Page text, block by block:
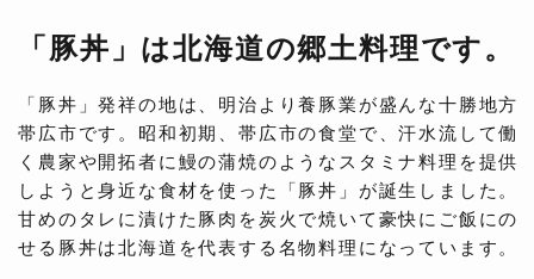
「豚丼」は北海道の郷土料理です。
「豚丼」発祥の地は、明治より養豚業が盛んな十勝地方
帯広市です。昭和初期、帯広市の食堂で、汗水流して働
く農家や開拓者に鰻の蒲焼のようなスタミナ料理を提供
しようと身近な食材を使った「豚丼」が誕生しました。
甘めのタレに漬けた豚肉を炭火で焼いて豪快にご飯にの
せる豚丼は北海道を代表する名物料理になっています。